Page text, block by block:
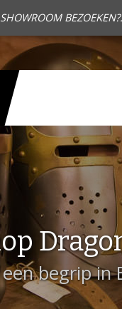
SHOWROOM
begrip in